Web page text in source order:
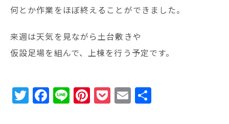
何とか作業をほぼ終えることができました。
来週は天気を見ながら土台敷きや
仮設足場を組んで、上棟を行う予定です。
T
w
F
a
Li
n
Pi
n
P
o
E
m